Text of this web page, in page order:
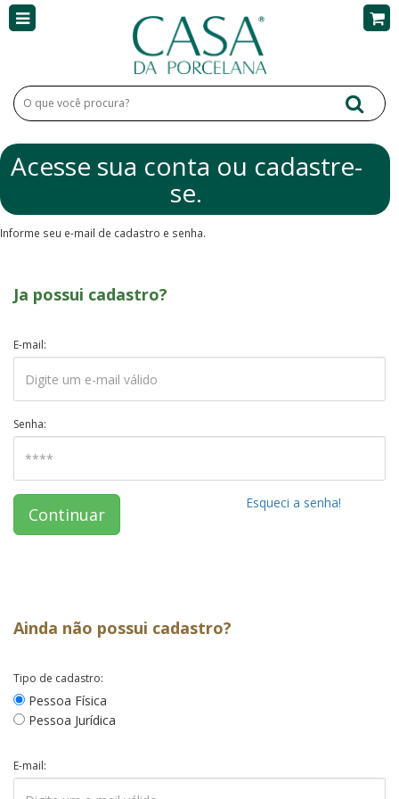
Acesse sua conta ou cadastre-
se.
Informe seu e-mail de cadastro e senha.
Ja possui cadastro?
E-mail:
Senha:
Continuar
Esqueci a senha!
Ainda não possui cadastro?
Tipo de cadastro:
Pessoa Física
Pessoa Jurídica
E-mail: